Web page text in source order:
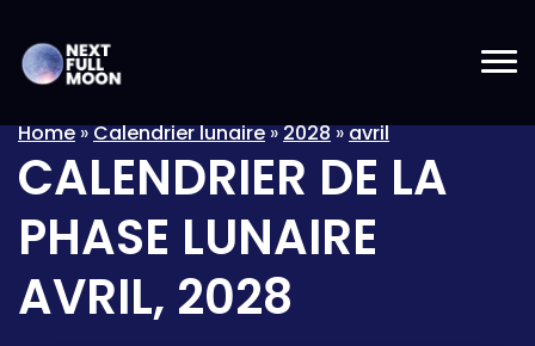
Home»Calendrier lunaire»2028»avril
CALENDRIER DE LA
PHASE LUNAIRE
AVRIL, 2028